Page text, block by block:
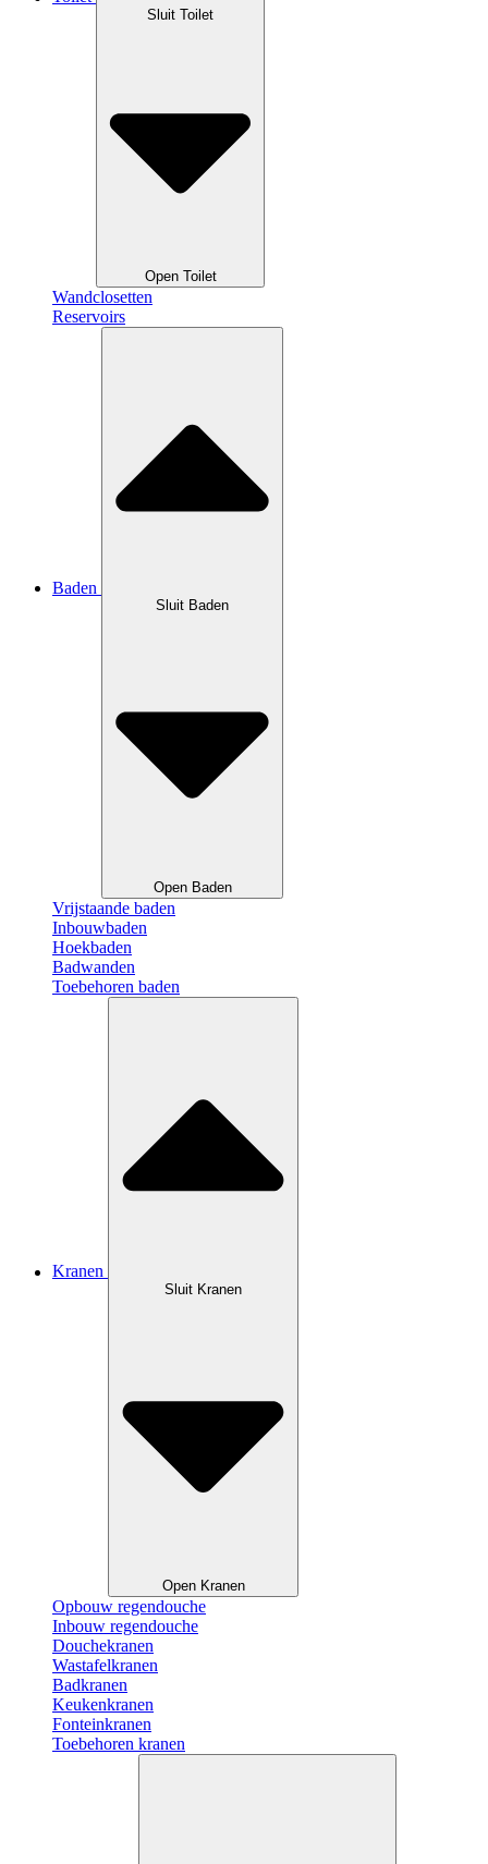
Sluit Toilet
Open Toilet
Wandclosetten
Reservoirs
Baden
Sluit Baden
Open Baden
Vrijstaande baden
Inbouwbaden
Hoekbaden
Badwanden
Toebehoren baden
Kranen
Sluit Kranen
Open Kranen
Opbouw regendouche
Inbouw regendouche
Douchekranen
Wastafelkranen
Badkranen
Keukenkranen
Fonteinkranen
Toebehoren kranen